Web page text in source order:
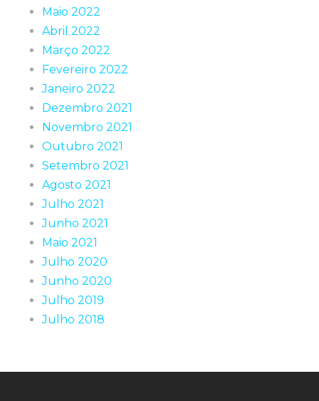
Maio 2022
Abril 2022
Março 2022
Fevereiro 2022
Janeiro 2022
Dezembro 2021
Novembro 2021
Outubro 2021
Setembro 2021
Agosto 2021
Julho 2021
Junho 2021
Maio 2021
Julho 2020
Junho 2020
Julho 2019
Julho 2018